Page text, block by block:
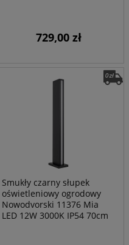
729,00 zł
Smukły czarny słupek
oświetleniowy ogrodowy
Nowodvorski 11376 Mia
LED 12W 3000K IP54 70cm